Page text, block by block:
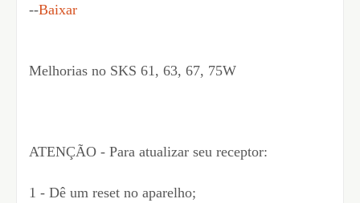
--Baixar
Melhorias no SKS 61, 63, 67, 75W
ATENÇÃO - Para atualizar seu receptor:
1 - Dê um reset no aparelho;